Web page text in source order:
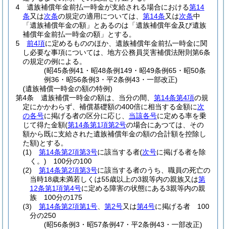
4
遺族補償年金前払一時金が支給される場合における第14
条又は次条の規定の適用については、 第14条又は次条中
「遺族補償年金の額」とあるのは「遺族補償年金及び遺族
補償年金前払一時金の額」とする。
5
前4項に定めるもののほか、遺族補償年金前払一時金に関
し必要な事項については、地方公務員災害補償法附則第6条
の規定の例による。
(昭45条例41・昭48条例149・昭49条例65・昭50条
例36・昭56条例3・平2条例43・一部改正)
(遺族補償一時金の額の特例)
第4条
遺族補償一時金の額は、当分の間、 第14条第4項の規
定にかかわらず、補償基礎額の400倍に相当する金額に次
の各号に掲げる者の区分に応じ、 当該各号に定める率を乗
じて得た金額(第14条第1項第2号の場合にあつては、その
額から既に支給された遺族補償年金の額の合計額を控除し
た額)とする。
(1)
第14条第2項第3号に該当する者(次号に掲げる者を除
く。) 100分の100
(2)
第14条第2項第3号に該当する者のうち、職員の死亡の
当時18歳未満若しくは55歳以上の3親等内の親族又は第
12条第1項第4号に定める障害の状態にある3親等内の親
族 100分の175
(3)
第14条第2項第1号 第2号又は第4号に掲げる者 100
分の250
(昭56条例3・昭57条例47・平2条例43・一部改正)